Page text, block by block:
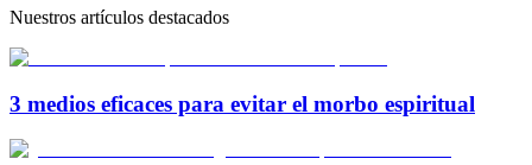
Nuestros artículos destacados
3 medios eficaces para evitar el morbo espiritual